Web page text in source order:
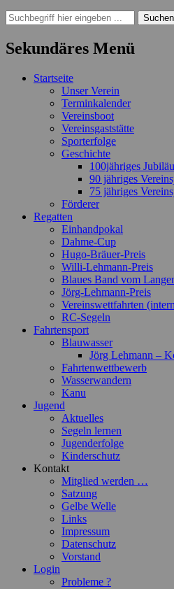
Suchen
Suchen
nach:
Sekundäres Menü
Zum
Startseite
Unser Verein
Terminkalender
Vereinsboot
Vereinsgaststätte
Sporterfolge
Geschichte
100jähriges
90 jähriges
75 jähriges
Förderer
Regatten
Einhandpokal
Dahme-Cup
Hugo-Bräuer-Preis
Willi-Lehmann-Preis
Blaues Band vom
Jörg-Lehmann-Preis
Vereinswettfahrten
RC-Segeln
Fahrtensport
Blauwasser
Jörg Lehmann –
Fahrtenwettbewerb
Wasserwandern
Kanu
Jugend
Aktuelles
Segeln lernen
Jugenderfolge
Kinderschutz
Kontakt
Mitglied werden …
Satzung
Gelbe Welle
Links
Impressum
Datenschutz
Vorstand
Login
Probleme ?